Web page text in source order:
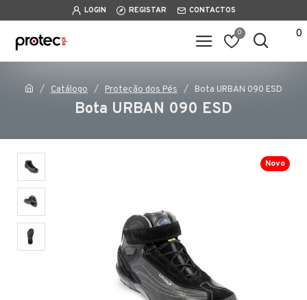
LOGIN REGISTAR CONTACTOS
0 0
Catálogo Proteção dos Pés Bota URBAN 090 ESD
Bota URBAN 090 ESD
Novo